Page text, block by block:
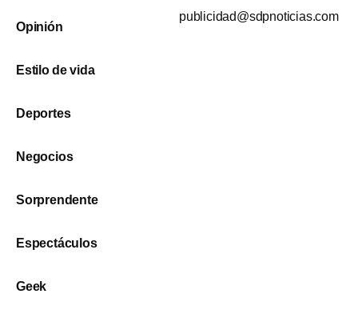
Opinión
Estilo de vida
Deportes
Negocios
Sorprendente
Espectáculos
Geek
publicidad@sdpnoticias.com